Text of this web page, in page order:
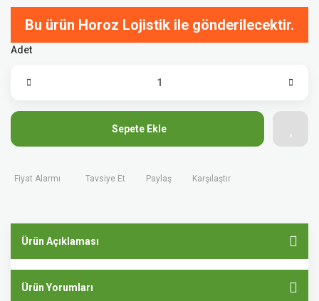
Bu ürün Horoz Lojistik ile gönderilecektir.
Adet
Sepete Ekle
Fiyat Alarmı Tavsiye Et Paylaş Karşılaştır
Ürün Açıklaması
Ürün Yorumları